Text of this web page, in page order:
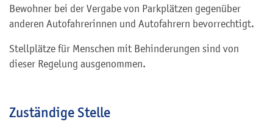
Bewohner bei der Vergabe von Parkplätzen gegenüber
anderen Autofahrerinnen und Autofahrern bevorrechtigt.
Stellplätze für Menschen mit Behinderungen sind von
dieser Regelung ausgenommen.
Zuständige Stelle